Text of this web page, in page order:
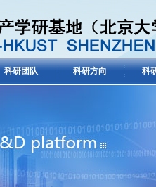
科研团队 科研方向 科